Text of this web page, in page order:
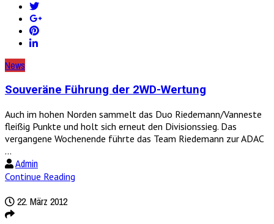
News
Souveräne Führung der 2WD-Wertung
Auch im hohen Norden sammelt das Duo Riedemann/Vanneste
fleißig Punkte und holt sich erneut den Divisionssieg. Das
vergangene Wochenende führte das Team Riedemann zur ADAC
...
Admin
Continue Reading
22. März 2012